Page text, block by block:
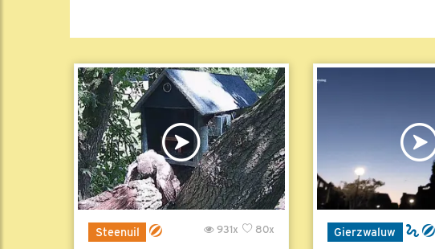
Steenuil 80x
931x Gierzwaluw